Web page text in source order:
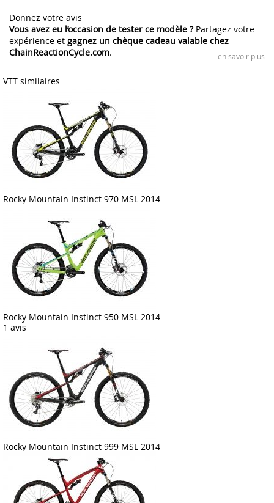
Donnez votre avis
Vous avez eu l’occasion de tester ce modèle ?Partagez votre
expérience et gagnez un chèque cadeau valable chez
ChainReactionCycle.com. en savoir plus
VTT similaires
Rocky Mountain Instinct 970 MSL 2014
Rocky Mountain Instinct 950 MSL 2014
1 avis
Rocky Mountain Instinct 999 MSL 2014